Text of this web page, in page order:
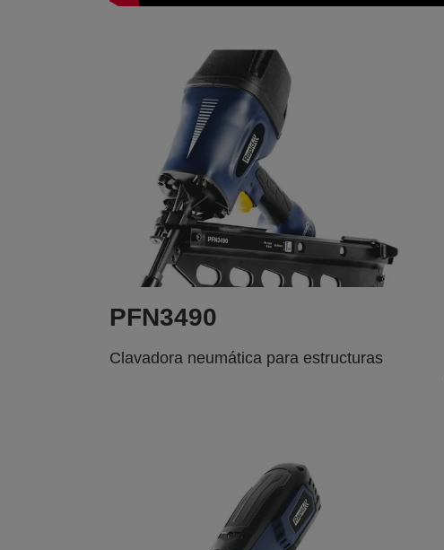
PFN3490
Clavadora neumática para estructuras